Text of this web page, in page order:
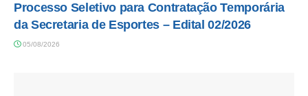
Processo Seletivo para Contratação Temporária
da Secretaria de Esportes – Edital 02/2026
05/08/2026